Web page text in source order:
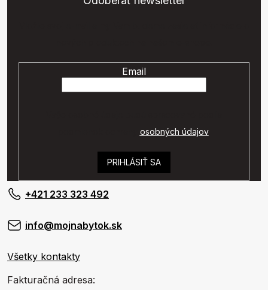
Email
osobných údajov.
PRIHLÁSIŤ SA
+421 233 323 492
info@mojnabytok.sk
Všetky kontakty
Fakturačná adresa: